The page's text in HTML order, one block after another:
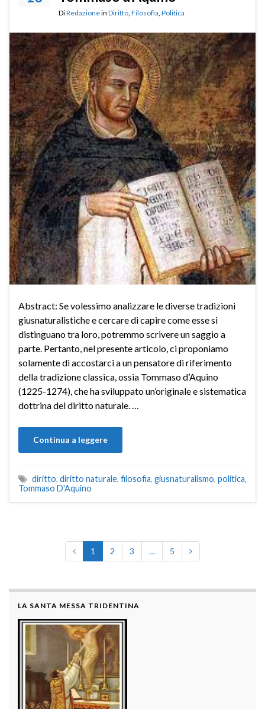
DiRedazionein Diritto, Filosofia, Politica
Abstract: Se volessimo analizzare le diverse tradizioni
giusnaturalistiche e cercare di capire come esse si
distinguano tra loro, potremmo scrivere un saggio a
parte. Pertanto, nel presente articolo, ci proponiamo
solamente di accostarci a un pensatore di riferimento
della tradizione classica, ossia Tommaso d’Aquino
(1225-1274), che ha sviluppato un’originale e sistematica
dottrina del diritto naturale. …
Continua a leggere
diritto, diritto naturale, filosofia, giusnaturalismo, politica,
Tommaso D'Aquino
1 2 3 … 5
LA SANTA MESSA TRIDENTINA